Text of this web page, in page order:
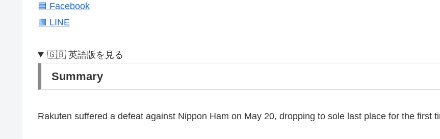
🟦 Facebook
🟩 LINE
🇬🇧 英語版を見る
Summary
Rakuten suffered a defeat against Nippon Ham on May 20, dropping to sole last place for the first